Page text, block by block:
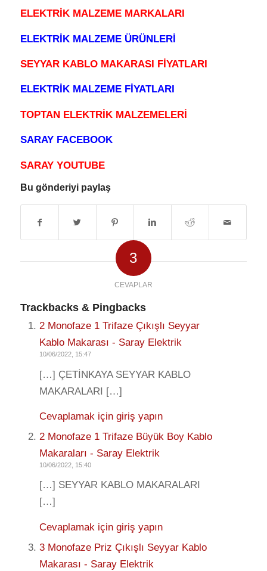
ELEKTRİK MALZEME MARKALARI
ELEKTRİK MALZEME ÜRÜNLERİ
SEYYAR KABLO MAKARASI FİYATLARI
ELEKTRİK MALZEME FİYATLARI
TOPTAN ELEKTRİK MALZEMELERİ
SARAY FACEBOOK
SARAY YOUTUBE
Bu gönderiyi paylaş
3
CEVAPLAR
Trackbacks & Pingbacks
2 Monofaze 1 Trifaze Çıkışlı Seyyar
Kablo Makarası - Saray Elektrik
10/06/2022, 15:47
[…] ÇETİNKAYA SEYYAR KABLO
MAKARALARI […]
Cevaplamak için giriş yapın
2 Monofaze 1 Trifaze Büyük Boy Kablo
Makaraları - Saray Elektrik
10/06/2022, 15:40
[…] SEYYAR KABLO MAKARALARI
[…]
Cevaplamak için giriş yapın
3 Monofaze Priz Çıkışlı Seyyar Kablo
Makarası - Saray Elektrik